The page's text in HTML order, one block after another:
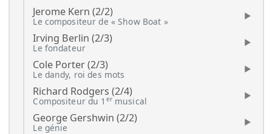
Jerome Kern (2/2)
Le compositeur de « Show Boat »
Irving Berlin (2/3)
Le fondateur
Cole Porter (2/3)
Le dandy, roi des mots
Richard Rodgers (2/4)
Compositeur du 1 ermusical
George Gershwin (2/2)
Le génie